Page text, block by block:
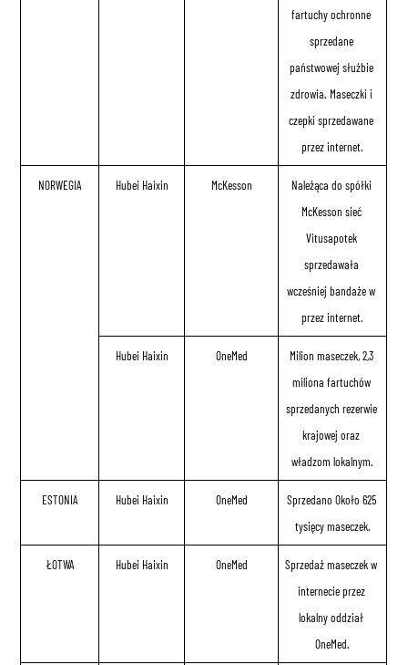
fartuchy ochronne
sprzedane
państwowej służbie
zdrowia. Maseczki i
czepki sprzedawane
przez internet.
NORWEGIA Hubei Haixin McKesson
Należąca do spółki
McKesson sieć
Vitusapotek
sprzedawała
wcześniej bandaże w
przez internet.
Hubei Haixin OneMed
Milion maseczek, 2,3
miliona fartuchów
sprzedanych rezerwie
krajowej oraz
władzom lokalnym.
ESTONIA Hubei Haixin OneMed
Sprzedano Około 625
tysięcy maseczek.
ŁOTWA Hubei Haixin OneMed
Sprzedaż maseczek w
internecie przez
lokalny oddział
OneMed.